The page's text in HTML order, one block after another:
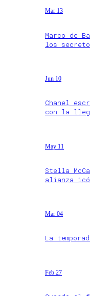
Mar 13
Marco de
los
Jun 10
Chanel
con la
May 11
Stella
alianza
Mar 04
La
Feb 27